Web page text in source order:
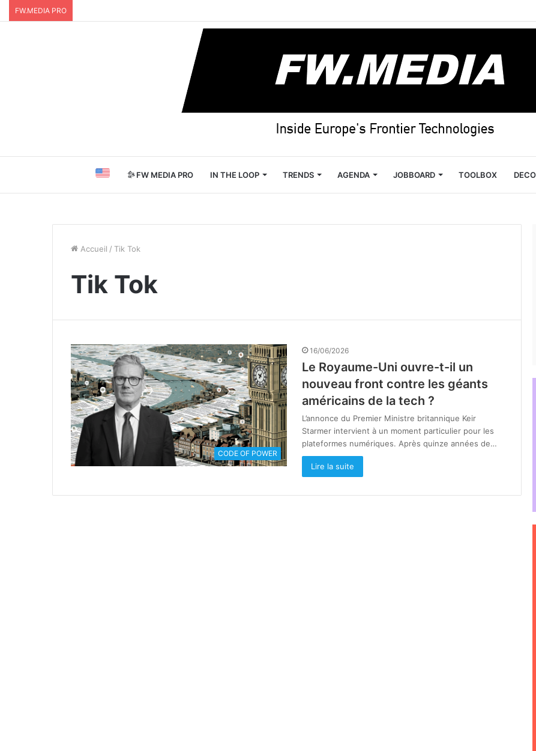
FW.MEDIA PRO
FW MEDIA PRO IN THE LOOP TRENDS AGENDA JOBBOARD TOOLBOX
Accueil / Tik Tok
Tik Tok
CODE OF POWER
16/06/2026
Le Royaume-Uni ouvre-t-il un
nouveau front contre les géants
américains de la tech ?
L’annonce du Premier Ministre britannique Keir
Starmer intervient à un moment particulier pour les
plateformes numériques. Après quinze années de…
Lire la suite